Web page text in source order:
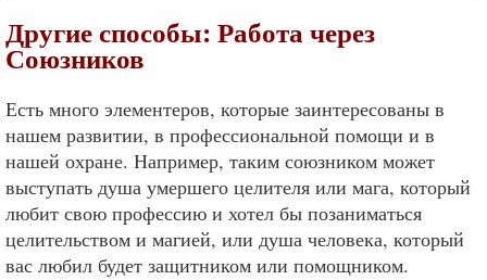
Другие способы: Работа через
Союзников
Есть много элементеров, которые заинтересованы в
нашем развитии, в профессиональной помощи и в
нашей охране. Например, таким союзником может
выступать душа умершего целителя или мага, который
любит свою профессию и хотел бы позаниматься
целительством и магией, или душа человека, который
вас любил будет защитником или помощником.